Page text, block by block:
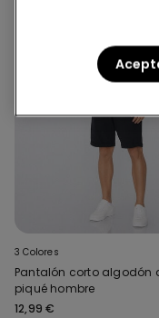
3 Colores
Pantalón corto algodón
piqué hombre
12,99 €